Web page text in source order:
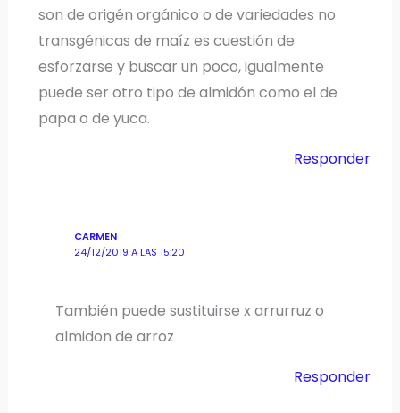
son de origén orgánico o de variedades no
transgénicas de maíz es cuestión de
esforzarse y buscar un poco, igualmente
puede ser otro tipo de almidón como el de
papa o de yuca.
Responder
CARMEN
24/12/2019 A LAS 15:20
También puede sustituirse x arrurruz o
almidon de arroz
Responder